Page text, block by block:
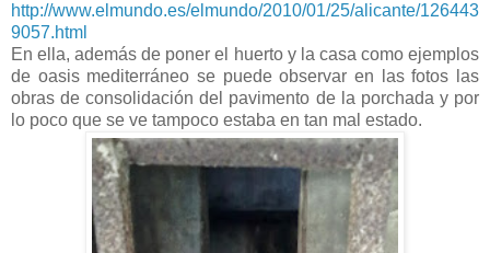
http://www.elmundo.es/elmundo/2010/01/25/alicante/126443
9057.html
En ella, además de poner el huerto y la casa como ejemplos
de oasis mediterráneo se puede observar en las fotos las
obras de consolidación del pavimento de la porchada y por
lo poco que se ve tampoco estaba en tan mal estado.